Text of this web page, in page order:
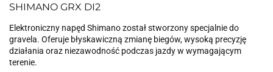
SHIMANO GRX DI2
Elektroniczny napęd Shimano został stworzony specjalnie do
gravela. Oferuje błyskawiczną zmianę biegów, wysoką precyzję
działania oraz niezawodność podczas jazdy w wymagającym
terenie.